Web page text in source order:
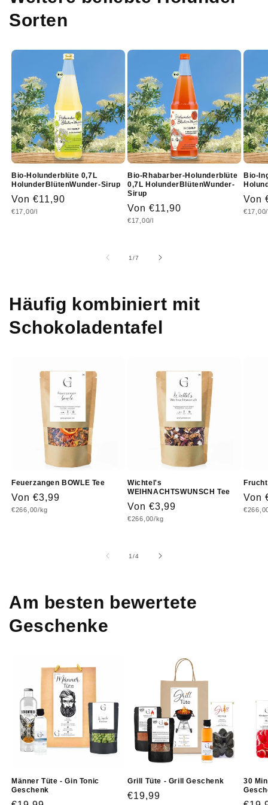
Sorten
Bio-Holunderblüte 0,7L
HolunderBlütenWunder-Sirup
Normaler
Preis
Von €11,90
Grundpreis
€17,00/l
Bio-Rhabarber-Holunderblüte
0,7L HolunderBlütenWunder-
Sirup
Normaler
Preis
Von €11,90
Grundpreis
€17,00/l
Bio-
Preis
Von
1/von
7
Häufig kombiniert mit
Schokoladentafel
Feuerzangen BOWLE Tee
Normaler
Preis
Von €3,99
Grundpreis
€266,00/kg
Wichtel's
WEIHNACHTSWUNSCH Tee
Normaler
Preis
Von €3,99
Grundpreis
€266,00/kg
Preis
Von
1/von
4
Am besten bewertete
Geschenke
Männer Tüte - Gin Tonic
Geschenk
Grill Tüte - Grill Geschenk
Normaler
€19,99
30